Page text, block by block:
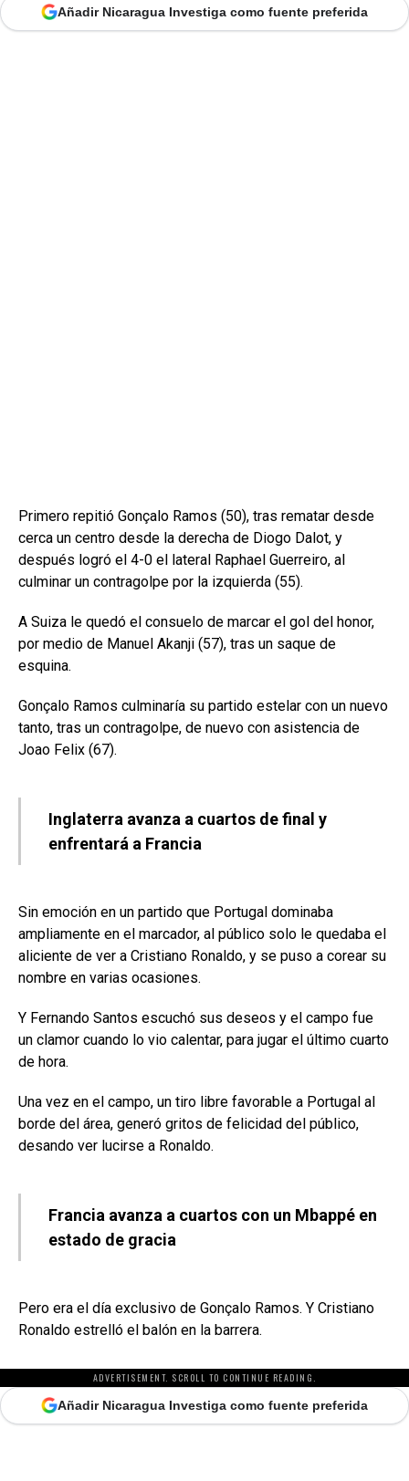
Añadir Nicaragua Investiga como fuente preferida
Primero repitió Gonçalo Ramos (50), tras rematar desde
cerca un centro desde la derecha de Diogo Dalot, y
después logró el 4-0 el lateral Raphael Guerreiro, al
culminar un contragolpe por la izquierda (55).
A Suiza le quedó el consuelo de marcar el gol del honor,
por medio de Manuel Akanji (57), tras un saque de
esquina.
Gonçalo Ramos culminaría su partido estelar con un nuevo
tanto, tras un contragolpe, de nuevo con asistencia de
Joao Felix (67).
Inglaterra avanza a cuartos de final y
enfrentará a Francia
Sin emoción en un partido que Portugal dominaba
ampliamente en el marcador, al público solo le quedaba el
aliciente de ver a Cristiano Ronaldo, y se puso a corear su
nombre en varias ocasiones.
Y Fernando Santos escuchó sus deseos y el campo fue
un clamor cuando lo vio calentar, para jugar el último cuarto
de hora.
Una vez en el campo, un tiro libre favorable a Portugal al
borde del área, generó gritos de felicidad del público,
desando ver lucirse a Ronaldo.
Francia avanza a cuartos con un Mbappé en
estado de gracia
Pero era el día exclusivo de Gonçalo Ramos. Y Cristiano
Ronaldo estrelló el balón en la barrera.
ADVERTISEMENT. SCROLL TO CONTINUE READING.
Añadir Nicaragua Investiga como fuente preferida